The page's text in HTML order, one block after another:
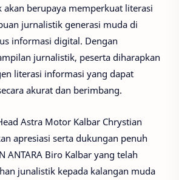
berupaya memperkuat literasi
jurnalistik generasi muda di
informasi digital. Dengan
jurnalistik, peserta diharapkan
literasi informasi yang dapat
akurat dan berimbang.
Astra Motor Kalbar Chrystian
apresiasi serta dukungan penuh
ANTARA Biro Kalbar yang telah
junalistik kepada kalangan muda